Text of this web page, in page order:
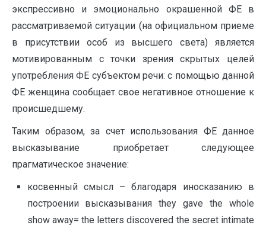
экспрессивно и эмоционально окрашенной ФЕ в
рассматриваемой ситуации (на официальном приеме
в присутствии особ из высшего света) является
мотивированным с точки зрения скрытых целей
употребления ФЕ субъектом речи: с помощью данной
ФЕ женщина сообщает свое негативное отношение к
происшедшему.
Таким образом, за счет использования ФЕ данное
высказывание приобретает следующее
прагматическое значение:
косвенный смысл – благодаря иносказанию в
построении высказывания they gave the whole
show away= the letters discovered the secret intimate